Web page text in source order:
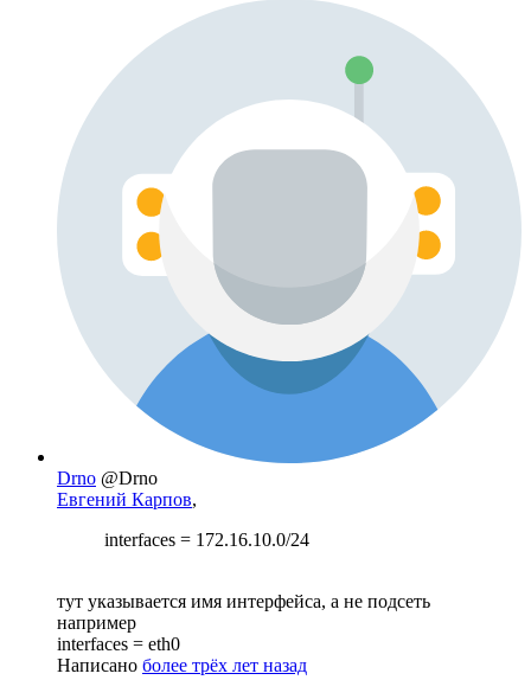
Drno @Drno
Евгений Карпов,
interfaces = 172.16.10.0/24
тут указывается имя интерфейса, а не подсеть
например
interfaces = eth0
Написано более трёх лет назад